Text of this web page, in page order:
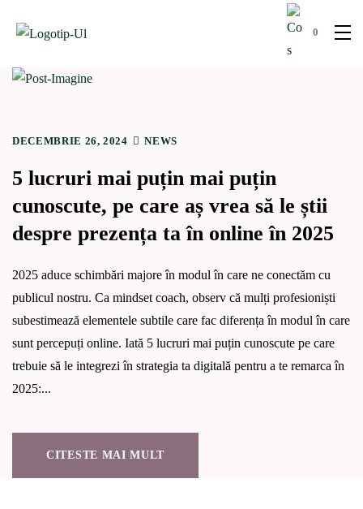
0
DECEMBRIE 26, 2024 NEWS
5 lucruri mai puțin mai puțin
cunoscute, pe care aș vrea să le știi
despre prezența ta în online în 2025
2025 aduce schimbări majore în modul în care ne conectăm cu
publicul nostru. Ca mindset coach, observ că mulți profesioniști
subestimează elementele subtile care fac diferența în modul în care
sunt percepuți online. Iată 5 lucruri mai puțin cunoscute pe care
trebuie să le integrezi în strategia ta digitală pentru a te remarca în
2025:...
CITESTE MAI MULT